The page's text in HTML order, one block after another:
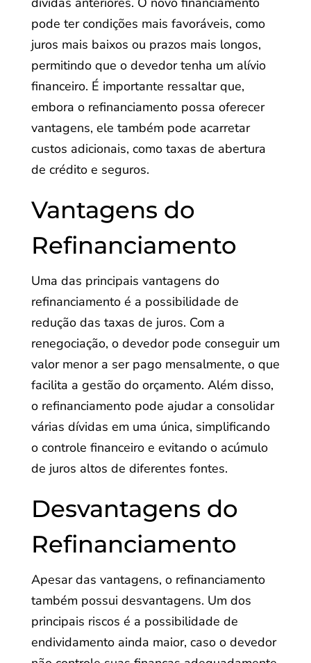
pode ter condições mais favoráveis, como
juros mais baixos ou prazos mais longos,
permitindo que o devedor tenha um alívio
financeiro. É importante ressaltar que,
embora o refinanciamento possa oferecer
vantagens, ele também pode acarretar
custos adicionais, como taxas de abertura
de crédito e seguros.
Vantagens do
Refinanciamento
Uma das principais vantagens do
refinanciamento é a possibilidade de
redução das taxas de juros. Com a
renegociação, o devedor pode conseguir um
valor menor a ser pago mensalmente, o que
facilita a gestão do orçamento. Além disso,
o refinanciamento pode ajudar a consolidar
várias dívidas em uma única, simplificando
o controle financeiro e evitando o acúmulo
de juros altos de diferentes fontes.
Desvantagens do
Refinanciamento
Apesar das vantagens, o refinanciamento
também possui desvantagens. Um dos
principais riscos é a possibilidade de
endividamento ainda maior, caso o devedor